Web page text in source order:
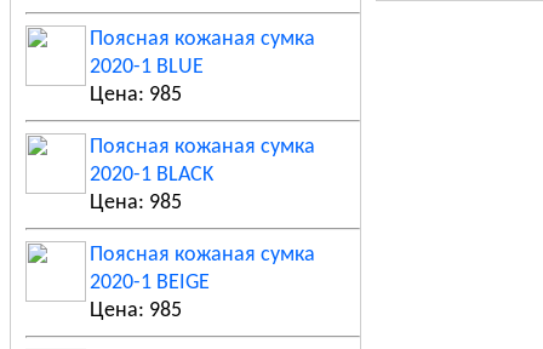
Поясная кожаная сумка
2020-1 BLUE
Цена: 985
Поясная кожаная сумка
2020-1 BLACK
Цена: 985
Поясная кожаная сумка
2020-1 BEIGE
Цена: 985